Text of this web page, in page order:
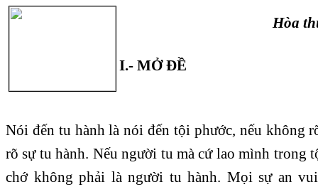
Hòa
I.- MỞ ĐỀ
Nói đến tu hành là nói đến tội phước, nếu không
rõ sự tu hành. Nếu người tu mà cứ lao mình trong
chớ không phải là người tu hành. Mọi sự an